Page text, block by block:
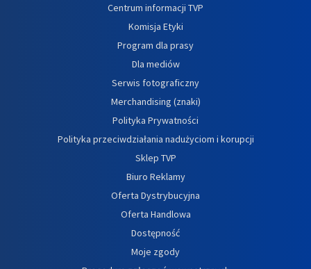
Centrum informacji TVP
Komisja Etyki
Program dla prasy
Dla mediów
Serwis fotograficzny
Merchandising (znaki)
Polityka Prywatności
Polityka przeciwdziałania nadużyciom i korupcji
Sklep TVP
Biuro Reklamy
Oferta Dystrybucyjna
Oferta Handlowa
Dostępność
Moje zgody